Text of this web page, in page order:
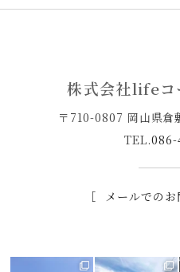
株式会社lifeコ
〒710-0807 岡山県倉
TEL.086-
メールでの